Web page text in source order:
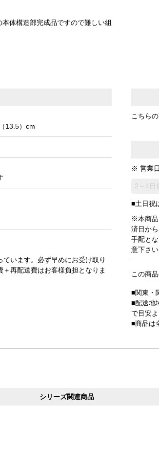
体構造部完成品ですので難しい組
こちら
※ 営業
2～4日
■土日祝
※本商
済日か
手配と
意下さい
この商
■関東・
■配送地
で目安
■商品は
13.5）cm
います。必ず早めにお受け取り
再配送費はお客様負担となりま
シリーズ関連商品